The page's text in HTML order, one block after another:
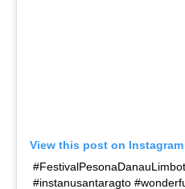
View this post on Instagram
#instanusantaragto